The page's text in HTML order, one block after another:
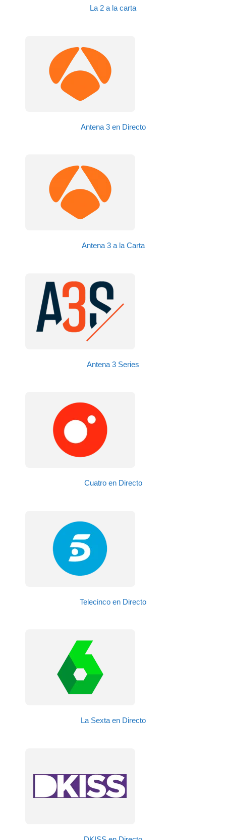
La 2 a la carta
Antena 3 en Directo
Antena 3 a la Carta
Antena 3 Series
Cuatro en Directo
Telecinco en Directo
La Sexta en Directo